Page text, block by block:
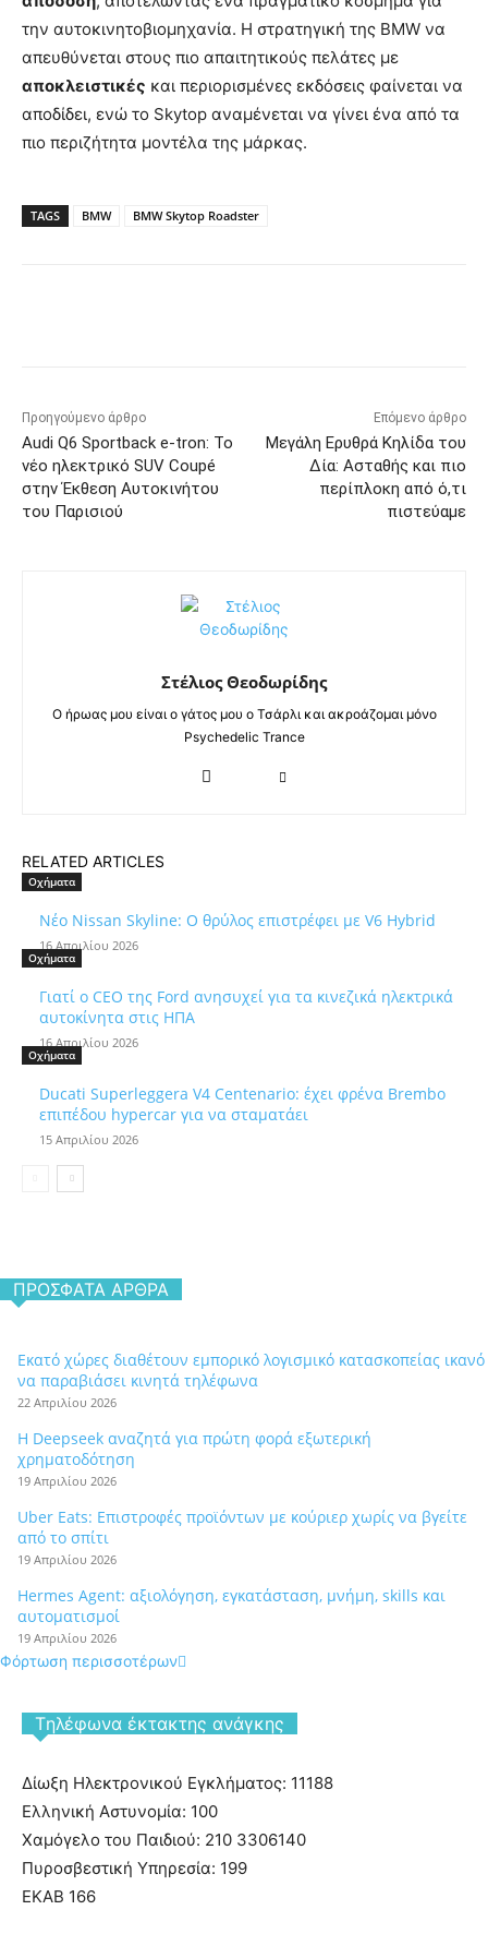
την αυτοκινητοβιομηχανία. Η στρατηγική της BMW να
απευθύνεται στους πιο απαιτητικούς πελάτες με
αποκλειστικές και περιορισμένες εκδόσεις φαίνεται να
αποδίδει, ενώ το Skytop αναμένεται να γίνει ένα από τα
πιο περιζήτητα μοντέλα της μάρκας.
TAGS BMW BMW Skytop Roadster
Προηγούμενο άρθρο
Audi Q6 Sportback e-tron: Το
νέο ηλεκτρικό SUV Coupé
στην Έκθεση Αυτοκινήτου
του Παρισιού
Επόμενο άρθρο
Μεγάλη Ερυθρά Κηλίδα του
Δία: Ασταθής και πιο
περίπλοκη από ό,τι
πιστεύαμε
Στέλιος Θεοδωρίδης
Ο ήρωας μου είναι ο γάτος μου ο Τσάρλι και ακροάζομαι μόνο
Psychedelic Trance
RELATED ARTICLES
Οχήματα
Νέο Nissan Skyline: Ο θρύλος επιστρέφει με V6 Hybrid
16 Απριλίου 2026
Οχήματα
Γιατί ο CEO της Ford ανησυχεί για τα κινεζικά ηλεκτρικά
αυτοκίνητα στις ΗΠΑ
16 Απριλίου 2026
Οχήματα
Ducati Superleggera V4 Centenario: έχει φρένα Brembo
επιπέδου hypercar για να σταματάει
15 Απριλίου 2026
ΠΡΌΣΦΑΤΑ ΆΡΘΡΑ
Εκατό χώρες διαθέτουν εμπορικό λογισμικό κατασκοπείας ικανό
να παραβιάσει κινητά τηλέφωνα
22 Απριλίου 2026
Η Deepseek αναζητά για πρώτη φορά εξωτερική
χρηματοδότηση
19 Απριλίου 2026
Uber Eats: Επιστροφές προϊόντων με κούριερ χωρίς να βγείτε
από το σπίτι
19 Απριλίου 2026
Hermes Agent: αξιολόγηση, εγκατάσταση, μνήμη, skills και
αυτοματισμοί
19 Απριλίου 2026
Φόρτωση περισσοτέρων
Tηλέφωνα έκτακτης ανάγκης
Δίωξη Ηλεκτρονικού Εγκλήματος: 11188
Ελληνική Αστυνομία: 100
Χαμόγελο του Παιδιού: 210 3306140
Πυροσβεστική Υπηρεσία: 199
ΕΚΑΒ 166